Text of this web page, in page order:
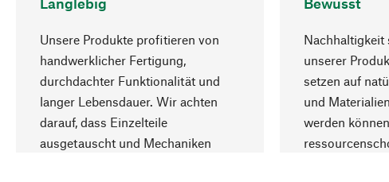
Unsere Produkte profitieren von
handwerklicher Fertigung,
durchdachter Funktionalität und
langer Lebensdauer. Wir achten
darauf, dass Einzelteile
ausgetauscht und Mechaniken
Nachhaltigkeit
unserer
setzen auf
und
werden